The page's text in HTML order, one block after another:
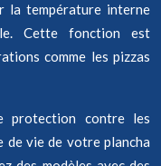
la température interne
Cette fonction est
comme les pizzas
protection contre les
de vie de votre plancha